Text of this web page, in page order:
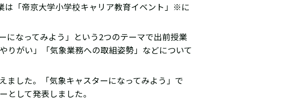
は「帝京大学小学校キャリア教育イベント」※に
になってみよう」という2つのテーマで出前授業
りがい」「気象業務への取組姿勢」などについて
ました。「気象キャスターになってみよう」で
して発表しました。